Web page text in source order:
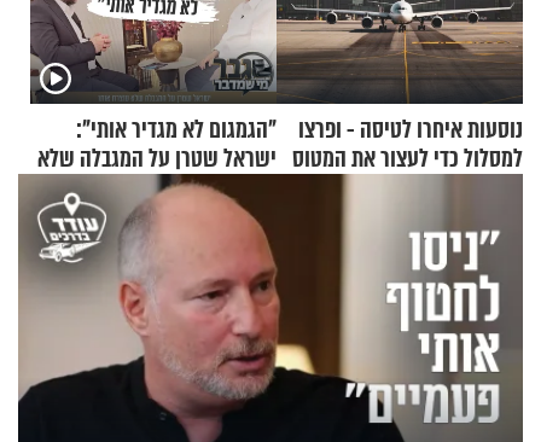
נוסעות איחרו לטיסה - ופרצו
למסלול כדי לעצור את המטוס
"הגמגום לא מגדיר אותי":
ישראל שטרן על המגבלה שלא
עוצרת אותו